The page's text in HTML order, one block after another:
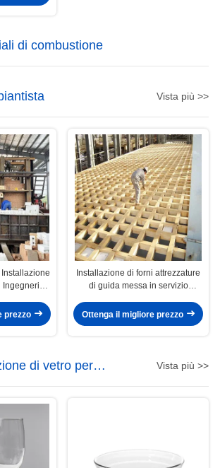
di combustione
Vista più >>
Ingegneria
prezzo
Installazione di forni attrezzature
di guida messa in servizio
per impianti di vetro
Ottenga il migliore prezzo
di vetro per
Vista più >>